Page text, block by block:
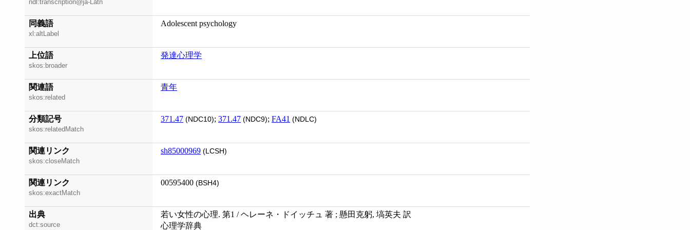
ndl:transcription@ja-Latn
同義語
xl:altLabel
Adolescent psychology
上位語
skos:broader
発達心理学
関連語
skos:related
青年
分類記号
skos:relatedMatch
371.47 (NDC10); 371.47 (NDC9); FA41 (NDLC)
関連リンク
skos:closeMatch
sh85000969 (LCSH)
関連リンク
skos:exactMatch
00595400 (BSH4)
出典
dct:source
若い女性の心理. 第1 / ヘレーネ・ドイッチュ 著 ; 懸田克躬, 塙英夫 訳
心理学辞典